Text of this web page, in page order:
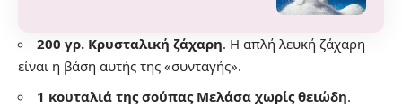
200 γρ. Κρυσταλική ζάχαρη. Η απλή λευκή ζάχαρη
είναι η βάση αυτής της «συνταγής».
1 κουταλιά της σούπας Μελάσα χωρίς θειώδη.